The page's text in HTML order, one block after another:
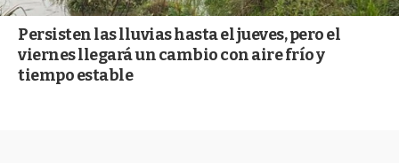
Persisten las lluvias hasta el jueves, pero el
viernes llegará un cambio con aire frío y
tiempo estable